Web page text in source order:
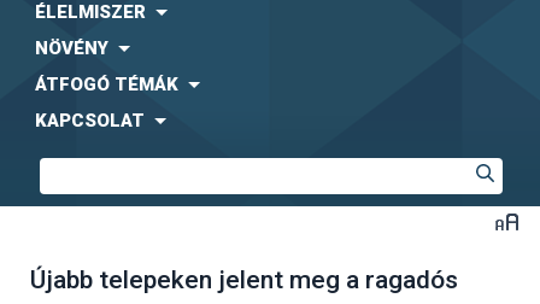
ÉLELMISZER
NÖVÉNY
ÁTFOGÓ TÉMÁK
KAPCSOLAT
Újabb telepeken jelent meg a ragadós